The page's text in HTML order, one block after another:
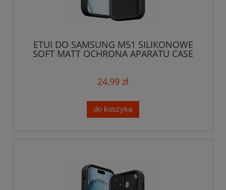
ETUI DO SAMSUNG M51 SILIKONOWE
SOFT MATT OCHRONA APARATU CASE
24,99 zł
do koszyka